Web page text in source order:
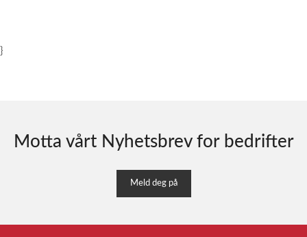
}
Motta vårt Nyhetsbrev for bedrifter
Meld deg på